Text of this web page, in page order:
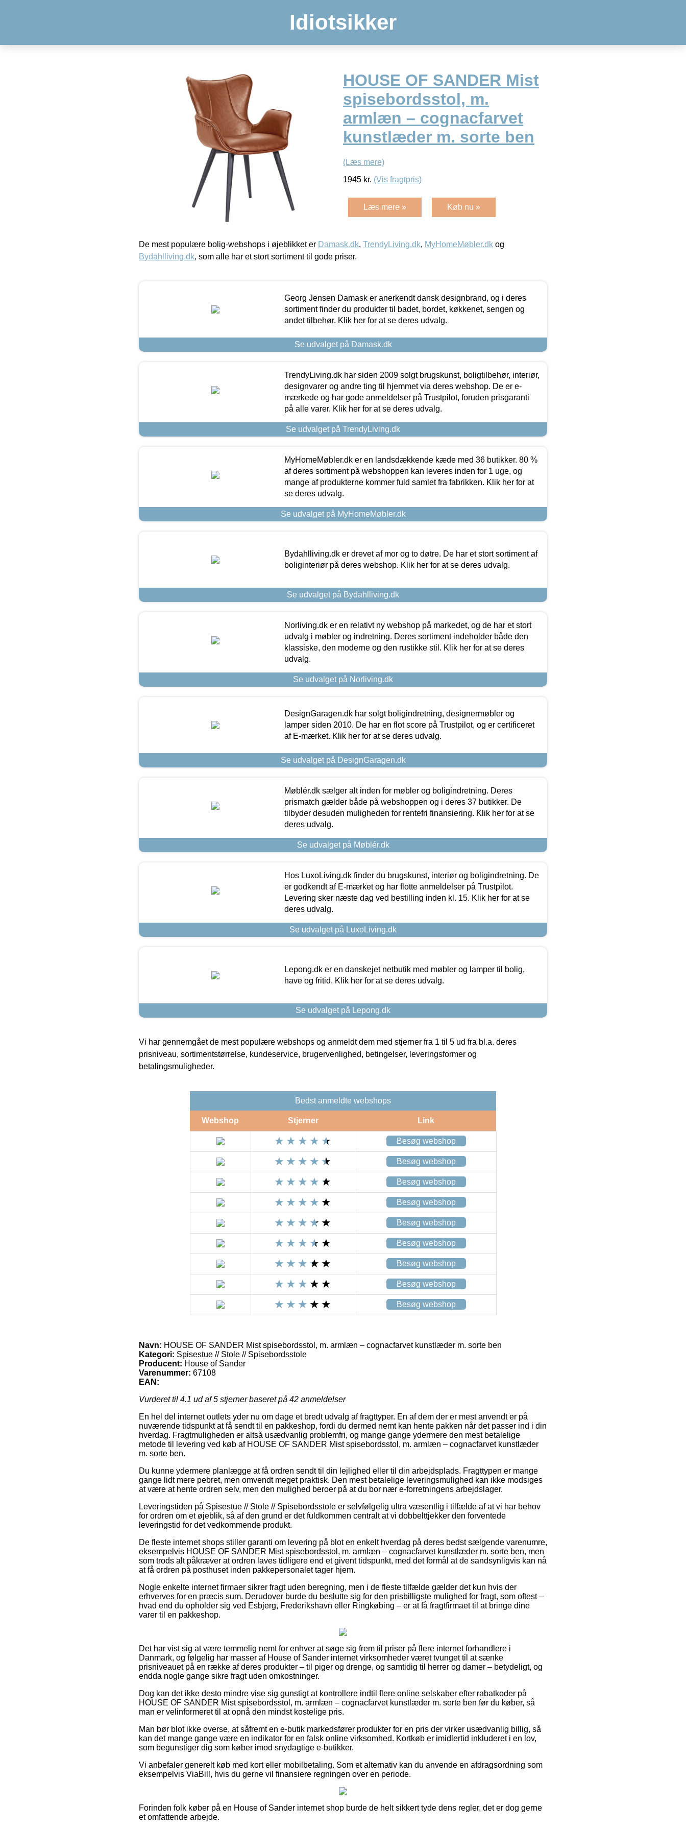
Idiotsikker
HOUSE OF SANDER Mist
spisebordsstol, m.
armlæn – cognacfarvet
kunstlæder m. sorte ben
(Læs mere)
1945 kr. (Vis fragtpris)
Læs mere » Køb nu »
De mest populære bolig-webshops i øjeblikket er Damask.dk, TrendyLiving.dk, MyHomeMøbler.dk og
Bydahlliving.dk, som alle har et stort sortiment til gode priser.
Georg Jensen Damask er anerkendt dansk designbrand, og i deres
sortiment finder du produkter til badet, bordet, køkkenet, sengen og
andet tilbehør. Klik her for at se deres udvalg.
Se udvalget på Damask.dk
TrendyLiving.dk har siden 2009 solgt brugskunst, boligtilbehør, interiør,
designvarer og andre ting til hjemmet via deres webshop. De er e-
mærkede og har gode anmeldelser på Trustpilot, foruden prisgaranti
på alle varer. Klik her for at se deres udvalg.
Se udvalget på TrendyLiving.dk
MyHomeMøbler.dk er en landsdækkende kæde med 36 butikker. 80 %
af deres sortiment på webshoppen kan leveres inden for 1 uge, og
mange af produkterne kommer fuld samlet fra fabrikken. Klik her for at
se deres udvalg.
Se udvalget på MyHomeMøbler.dk
Bydahlliving.dk er drevet af mor og to døtre. De har et stort sortiment af
boliginteriør på deres webshop. Klik her for at se deres udvalg.
Se udvalget på Bydahlliving.dk
Norliving.dk er en relativt ny webshop på markedet, og de har et stort
udvalg i møbler og indretning. Deres sortiment indeholder både den
klassiske, den moderne og den rustikke stil. Klik her for at se deres
udvalg.
Se udvalget på Norliving.dk
DesignGaragen.dk har solgt boligindretning, designermøbler og
lamper siden 2010. De har en flot score på Trustpilot, og er certificeret
af E-mærket. Klik her for at se deres udvalg.
Se udvalget på DesignGaragen.dk
Møblér.dk sælger alt inden for møbler og boligindretning. Deres
prismatch gælder både på webshoppen og i deres 37 butikker. De
tilbyder desuden muligheden for rentefri finansiering. Klik her for at se
deres udvalg.
Se udvalget på Møblér.dk
Hos LuxoLiving.dk finder du brugskunst, interiør og boligindretning. De
er godkendt af E-mærket og har flotte anmeldelser på Trustpilot.
Levering sker næste dag ved bestilling inden kl. 15. Klik her for at se
deres udvalg.
Se udvalget på LuxoLiving.dk
Lepong.dk er en danskejet netbutik med møbler og lamper til bolig,
have og fritid. Klik her for at se deres udvalg.
Se udvalget på Lepong.dk
Vi har gennemgået de mest populære webshops og anmeldt dem med stjerner fra 1 til 5 ud fra bl.a. deres
prisniveau, sortimentstørrelse, kundeservice, brugervenlighed, betingelser, leveringsformer og
betalingsmuligheder.
Bedst anmeldte webshops
Webshop Stjerner Link
Besøg webshop
Besøg webshop
Besøg webshop
Besøg webshop
Besøg webshop
Besøg webshop
Besøg webshop
Besøg webshop
Besøg webshop
Navn: HOUSE OF SANDER Mist spisebordsstol, m. armlæn – cognacfarvet kunstlæder m. sorte ben
Kategori: Spisestue // Stole // Spisebordsstole
Producent: House of Sander
Varenummer: 67108
EAN:
Vurderet til 4.1 ud af 5 stjerner baseret på 42 anmeldelser
En hel del internet outlets yder nu om dage et bredt udvalg af fragttyper. En af dem der er mest anvendt er på
nuværende tidspunkt at få sendt til en pakkeshop, fordi du dermed nemt kan hente pakken når det passer ind i din
hverdag. Fragtmuligheden er altså usædvanlig problemfri, og mange gange ydermere den mest betalelige
metode til levering ved køb af HOUSE OF SANDER Mist spisebordsstol, m. armlæn – cognacfarvet kunstlæder
m. sorte ben.
Du kunne ydermere planlægge at få ordren sendt til din lejlighed eller til din arbejdsplads. Fragttypen er mange
gange lidt mere pebret, men omvendt meget praktisk. Den mest betalelige leveringsmulighed kan ikke modsiges
at være at hente ordren selv, men den mulighed beroer på at du bor nær e-forretningens arbejdslager.
Leveringstiden på Spisestue // Stole // Spisebordsstole er selvfølgelig ultra væsentlig i tilfælde af at vi har behov
for ordren om et øjeblik, så af den grund er det fuldkommen centralt at vi dobbelttjekker den forventede
leveringstid for det vedkommende produkt.
De fleste internet shops stiller garanti om levering på blot en enkelt hverdag på deres bedst sælgende varenumre,
eksempelvis HOUSE OF SANDER Mist spisebordsstol, m. armlæn – cognacfarvet kunstlæder m. sorte ben, men
som trods alt påkræver at ordren laves tidligere end et givent tidspunkt, med det formål at de sandsynligvis kan nå
at få ordren på posthuset inden pakkepersonalet tager hjem.
Nogle enkelte internet firmaer sikrer fragt uden beregning, men i de fleste tilfælde gælder det kun hvis der
erhverves for en præcis sum. Derudover burde du beslutte sig for den prisbilligste mulighed for fragt, som oftest –
hvad end du opholder sig ved Esbjerg, Frederikshavn eller Ringkøbing – er at få fragtfirmaet til at bringe dine
varer til en pakkeshop.
Det har vist sig at være temmelig nemt for enhver at søge sig frem til priser på flere internet forhandlere i
Danmark, og følgelig har masser af House of Sander internet virksomheder været tvunget til at sænke
prisniveauet på en række af deres produkter – til piger og drenge, og samtidig til herrer og damer – betydeligt, og
endda nogle gange sikre fragt uden omkostninger.
Dog kan det ikke desto mindre vise sig gunstigt at kontrollere indtil flere online selskaber efter rabatkoder på
HOUSE OF SANDER Mist spisebordsstol, m. armlæn – cognacfarvet kunstlæder m. sorte ben før du køber, så
man er velinformeret til at opnå den mindst kostelige pris.
Man bør blot ikke overse, at såfremt en e-butik markedsfører produkter for en pris der virker usædvanlig billig, så
kan det mange gange være en indikator for en falsk online virksomhed. Kortkøb er imidlertid inkluderet i en lov,
som begunstiger dig som køber imod snydagtige e-butikker.
Vi anbefaler generelt køb med kort eller mobilbetaling. Som et alternativ kan du anvende en afdragsordning som
eksempelvis ViaBill, hvis du gerne vil finansiere regningen over en periode.
Forinden folk køber på en House of Sander internet shop burde de helt sikkert tyde dens regler, det er dog gerne
et omfattende arbejde.